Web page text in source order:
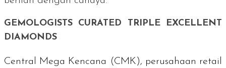
GEMOLOGISTS CURATED TRIPLE EXCELLENT
DIAMONDS
Central Mega Kencana (CMK), perusahaan retail